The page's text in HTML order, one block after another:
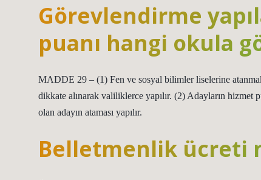
Görevlendirme
puanı hangi okula
MADDE 29 – (1) Fen ve sosyal bilimler liselerine
dikkate alınarak valiliklerce yapılır. (2) Adayların hizmet
olan adayın ataması yapılır.
Belletmenlik ücreti